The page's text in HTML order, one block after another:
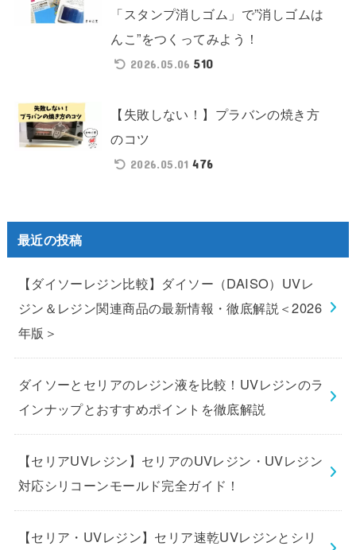
「スタンプ消しゴム」で”消しゴムは
んこ”をつくってみよう！
2026.05.06 510
【失敗しない！】プラバンの焼き方
のコツ
2026.05.01 476
最近の投稿
【ダイソーレジン比較】ダイソー（DAISO）UVレ
ジン＆レジン関連商品の最新情報・徹底解説＜2026
年版＞
ダイソーとセリアのレジン液を比較！UVレジンのラ
インナップとおすすめポイントを徹底解説
【セリアUVレジン】セリアのUVレジン・UVレジン
対応シリコーンモールド完全ガイド！
【セリア・UVレジン】セリア速乾UVレジンとシリ